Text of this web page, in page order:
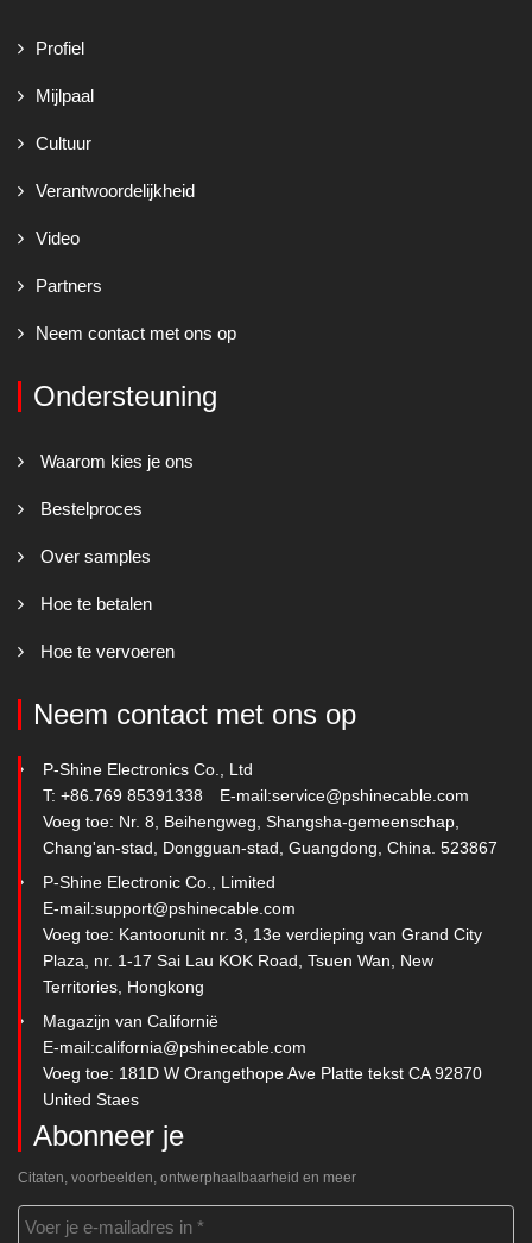
Profiel
Mijlpaal
Cultuur
Verantwoordelijkheid
Video
Partners
Neem contact met ons op
Ondersteuning
Waarom kies je ons
Bestelproces
Over samples
Hoe te betalen
Hoe te vervoeren
Neem contact met ons op
P-Shine Electronics Co., Ltd
T: +86.769 85391338
E-mail:service@pshinecable.com
Voeg toe: Nr. 8, Beihengweg, Shangsha-gemeenschap,
Chang'an-stad, Dongguan-stad, Guangdong, China. 523867
P-Shine Electronic Co., Limited
E-mail:support@pshinecable.com
Voeg toe: Kantoorunit nr. 3, 13e verdieping van Grand City
Plaza, nr. 1-17 Sai Lau KOK Road, Tsuen Wan, New
Territories, Hongkong
Magazijn van Californië
E-mail:california@pshinecable.com
Voeg toe: 181D W Orangethope Ave Platte tekst CA 92870
United Staes
Abonneer je
Citaten, voorbeelden, ontwerphaalbaarheid en meer